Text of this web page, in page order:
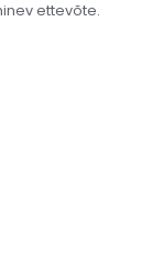
ettevõte.